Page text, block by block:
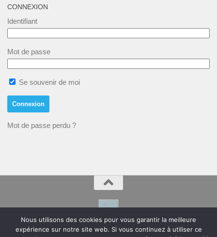
CONNEXION
Identifiant
Mot de passe
Se souvenir de moi
Mot de passe perdu ?
Nous utilisons des cookies pour vous garantir la meilleure
expérience sur notre site web. Si vous continuez à utiliser ce